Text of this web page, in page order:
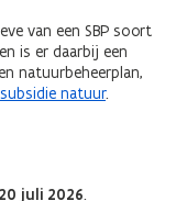
van een SBP soort
is er daarbij een
natuurbeheerplan,
natuur.
juli 2026.